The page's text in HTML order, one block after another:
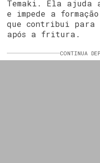
Temaki. Ela ajuda
e impede a
que contribui para
após a fritura.
CONTINUA